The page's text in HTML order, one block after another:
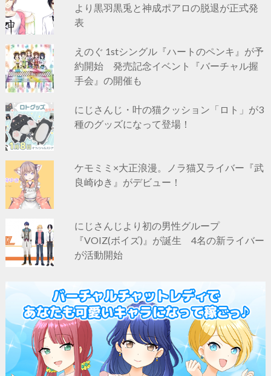
より黒羽黒兎と神成ポアロの脱退が正式発
表
えのぐ 1stシングル『ハートのペンキ』が予
約開始 発売記念イベント『バーチャル握
手会』の開催も
にじさんじ・叶の猫クッション「ロト」が3
種のグッズになって登場！
ケモミミ×大正浪漫。ノラ猫又ライバー『武
良崎ゆき』がデビュー！
にじさんじより初の男性グループ
『VOIZ(ボイズ)』が誕生 4名の新ライバー
が活動開始